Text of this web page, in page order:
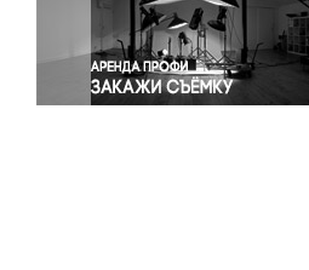
Экология
Экономика и бизнес